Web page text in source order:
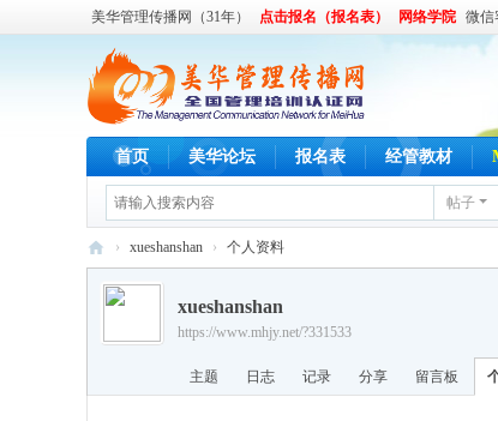
美华管理传播网（31年） 点击报名（报名表） 网络学院 微信
首页 美华论坛 报名表 经管教材
帖子
美
› xueshanshan › 个人资料
xueshanshan
https://www.mhjy.net/?331533
主题 日志 记录 分享 留言板